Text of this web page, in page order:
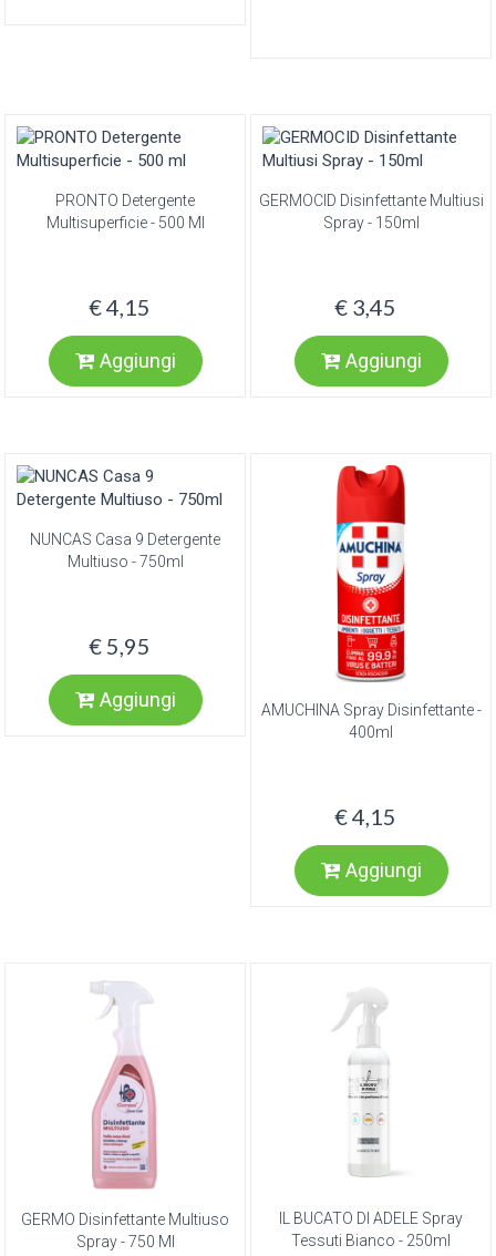
PRONTO Detergente
Multisuperficie - 500 Ml
€ 4,15
Aggiungi
GERMOCID Disinfettante Multiusi
Spray - 150ml
€ 3,45
Aggiungi
NUNCAS Casa 9 Detergente
Multiuso - 750ml
€ 5,95
Aggiungi
AMUCHINA Spray Disinfettante -
400ml
€ 4,15
Aggiungi
GERMO Disinfettante Multiuso
Spray - 750 Ml
IL BUCATO DI ADELE Spray
Tessuti Bianco - 250ml